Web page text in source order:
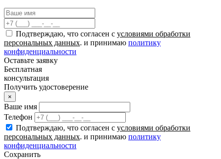
Подтверждаю, что согласен с условиями обработки
персональных данных. и принимаю политику
конфиденциальности
Оставьте заявку
Бесплатная
консультация
Получить удостоверение
×
Ваше имя
Телефон
Подтверждаю, что согласен с условиями обработки
персональных данных. и принимаю политику
конфиденциальности
Сохранить